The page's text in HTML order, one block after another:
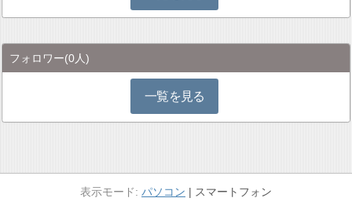
フォロワー(0人)
一覧を見る
パソコン スマートフォン